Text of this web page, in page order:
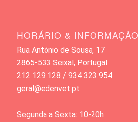
HORÁRIO & INFORMAÇÃO
Rua António de Sousa, 17
2865-533 Seixal, Portugal
212 129 128 / 934 323 954
geral@edenvet.pt
Segunda a Sexta: 10-20h